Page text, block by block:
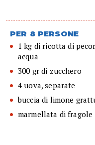
PER 8 PERSONE
1 kg di ricotta di
acqua
300 gr di zucchero
4 uova, separate
buccia di limone
marmellata di fragole